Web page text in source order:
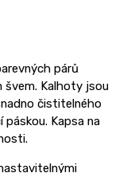
párů
švem. Kalhoty jsou
čistitelného
Kapsa na